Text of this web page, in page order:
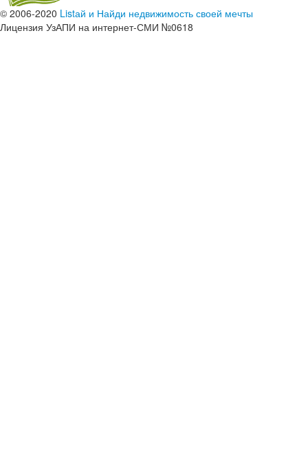
© 2006-2020 Listай и Найди недвижимость своей мечты
Лицензия УзАПИ на интернет-СМИ №0618